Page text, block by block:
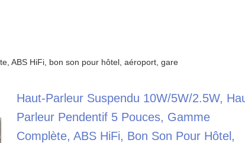
ABS HiFi, bon son pour hôtel, aéroport, gare
Haut-Parleur Suspendu 10W/5W/2.5W,
Parleur Pendentif 5 Pouces, Gamme
Complète, ABS HiFi, Bon Son Pour Hôtel,